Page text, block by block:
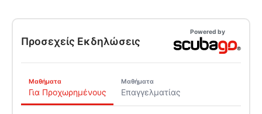
Προσεχείς Εκδηλώσεις
Powered by
Μαθήματα
Για Προχωρημένους
Μαθήματα
Επαγγελματίας